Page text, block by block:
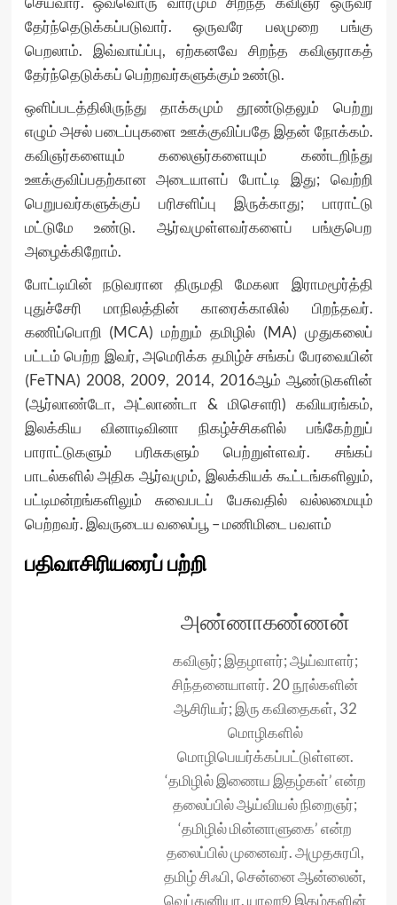
தேர்ந்தெடுக்கப்படுவார். ஒருவரே பலமுறை பங்கு
பெறலாம். இவ்வாய்ப்பு, ஏற்கனவே சிறந்த கவிஞராகத்
தேர்ந்தெடுக்கப் பெற்றவர்களுக்கும் உண்டு.
ஒளிப்படத்திலிருந்து தாக்கமும் தூண்டுதலும் பெற்று
எழும் அசல் படைப்புகளை ஊக்குவிப்பதே இதன் நோக்கம்.
கவிஞர்களையும் கலைஞர்களையும் கண்டறிந்து
ஊக்குவிப்பதற்கான அடையாளப் போட்டி இது; வெற்றி
பெறுபவர்களுக்குப் பரிசளிப்பு இருக்காது; பாராட்டு
மட்டுமே உண்டு. ஆர்வமுள்ளவர்களைப் பங்குபெற
அழைக்கிறோம்.
போட்டியின் நடுவரான திருமதி மேகலா இராமமூர்த்தி
புதுச்சேரி மாநிலத்தின் காரைக்காலில் பிறந்தவர்.
கணிப்பொறி (MCA) மற்றும் தமிழில் (MA) முதுகலைப்
பட்டம் பெற்ற இவர், அமெரிக்க தமிழ்ச் சங்கப் பேரவையின்
(FeTNA) 2008, 2009, 2014, 2016ஆம் ஆண்டுகளின்
(ஆர்லாண்டோ, அட்லாண்டா & மிசௌரி) கவியரங்கம்,
இலக்கிய வினாடிவினா நிகழ்ச்சிகளில் பங்கேற்றுப்
பாராட்டுகளும் பரிசுகளும் பெற்றுள்ளவர். சங்கப்
பாடல்களில் அதிக ஆர்வமும், இலக்கியக் கூட்டங்களிலும்,
பட்டிமன்றங்களிலும் சுவைபடப் பேசுவதில் வல்லமையும்
பெற்றவர். இவருடைய வலைப்பூ – மணிமிடை பவளம்
பதிவாசிரியரைப் பற்றி
அண்ணாகண்ணன்
கவிஞர்; இதழாளர்; ஆய்வாளர்;
சிந்தனையாளர். 20 நூல்களின்
ஆசிரியர்; இரு கவிதைகள், 32
மொழிகளில்
மொழிபெயர்க்கப்பட்டுள்ளன.
‘தமிழில் இணைய இதழ்கள்’ என்ற
தலைப்பில் ஆய்வியல் நிறைஞர்;
‘தமிழில் மின்னாளுகை’ என்ற
தலைப்பில் முனைவர். அமுதசுரபி,
தமிழ் சிஃபி, சென்னை ஆன்லைன்,
வெப்துனியா, யாஹூ இதழ்களின்